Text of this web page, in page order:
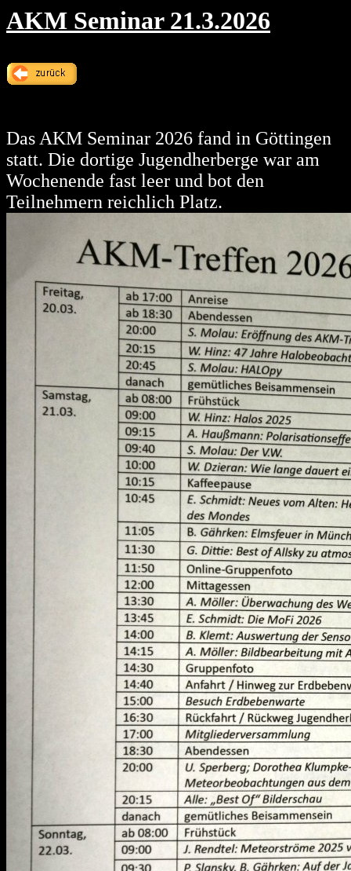
AKM Seminar 21.3.2026
Das AKM Seminar 2026 fand in Göttingen
statt. Die dortige Jugendherberge war am
Wochenende fast leer und bot den
Teilnehmern reichlich Platz.